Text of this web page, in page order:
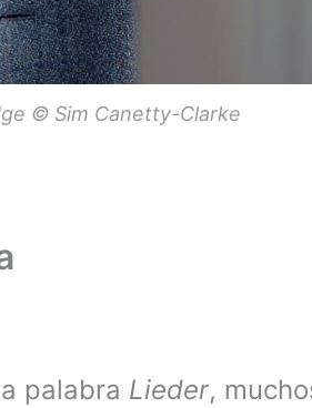
© Sim Canetty-Clarke
palabra Lieder,